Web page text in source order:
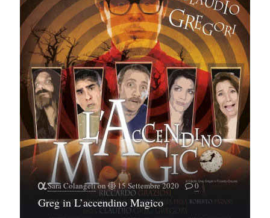
Sara Colangelion 15 Settembre 2020 0
Greg in L’accendino Magico